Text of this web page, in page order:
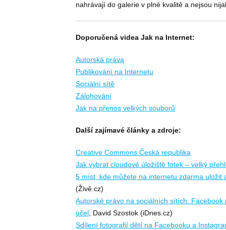
nahrávají do galerie v plné kvalitě a nejsou
Doporučená videa Jak na Internet:
Autorská práva
Publikování na Internetu
Sociální sítě
Zálohování
Jak na přenos velkých souborů
Další zajímavé články a zdroje:
Creative Commons Česká republika
Jak vybrat cloudové úložiště fotek – velký
5 míst, kde můžete na internetu zdarma uložit
(Živě.cz)
Autorské právo na sociálních sítích:
účel , David Szostok (iDnes.cz)
Sdílení fotografií dětí na Facebooku a